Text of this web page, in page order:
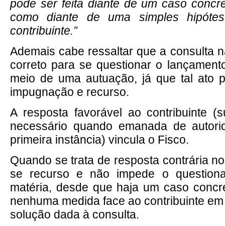
pode ser feita diante de um caso
como diante de uma simples
contribuinte.”
Ademais cabe ressaltar que a consulta
correto para se questionar o
meio de uma autuação, já que tal ato
impugnação e recurso.
A resposta favorável ao contribuinte
necessário quando emanada de
primeira instância) vincula o Fisco.
Quando se trata de resposta contrária
se recurso e não impede o
matéria, desde que haja um caso
nenhuma medida face ao contribuinte
solução dada à consulta.